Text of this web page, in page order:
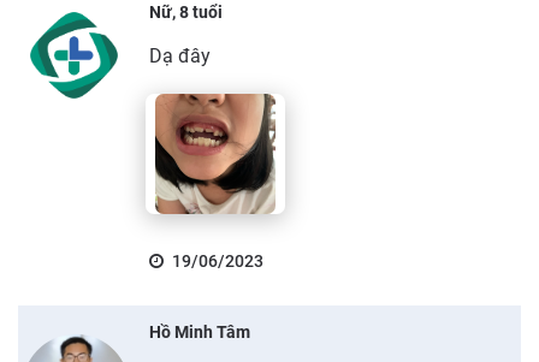
Nữ, 8 tuổi
Dạ đây
19/06/2023
Hồ Minh Tâm